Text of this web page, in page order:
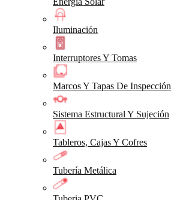
Iluminación
Interruptores Y Tomas
Marcos Y Tapas De Inspección
Sistema Estructural Y Sujeción
Tableros, Cajas Y Cofres
Tubería Metálica